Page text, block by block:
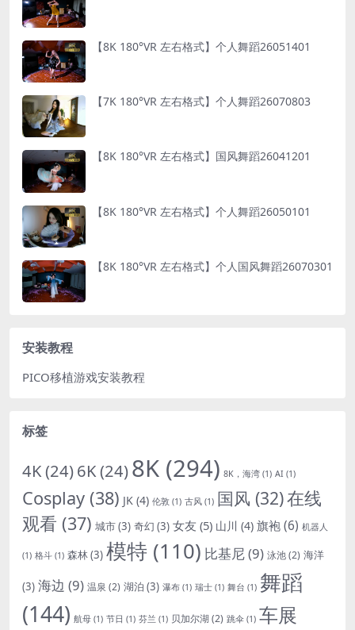
【8K 180°VR 左右格式】个人舞蹈26051401
【7K 180°VR 左右格式】个人舞蹈26070803
【8K 180°VR 左右格式】国风舞蹈26041201
【8K 180°VR 左右格式】个人舞蹈26050101
【8K 180°VR 左右格式】个人国风舞蹈26070301
安装教程
PICO移植游戏安装教程
标签
4K(24)6K(24)8K (294) 8K，海湾 (1) AI (1)
Cosplay (38) JK (4) 伦敦 (1) 古风 (1) 国风 (32)在线
观看 (37) 城市(3) 奇幻 (3) 女友 (5) 山川 (4) 旗袍(6) 机器人
(1) 格斗 (1) 森林(3) 模特 (110) 比基尼(9) 泳池(2) 海洋
(3) 海边 (9) 温泉 (2) 湖泊 (3) 瀑布 (1) 瑞士 (1) 舞台 (1) 舞蹈
(144) 航母 (1) 节日 (1) 芬兰 (1) 贝加尔湖 (2) 跳伞 (1) 车展